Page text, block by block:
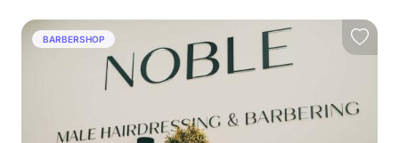
BARBERSHOP